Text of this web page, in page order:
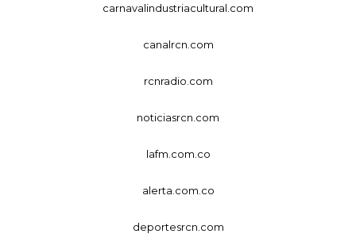
carnavalindustriacultural.com
canalrcn.com
rcnradio.com
noticiasrcn.com
lafm.com.co
alerta.com.co
deportesrcn.com